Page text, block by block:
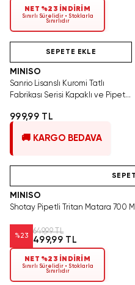
NET %23 İNDİRİM
Sınırlı Sürelidir • Stoklarla
Sınırlıdır
SEPETE EKLE
MINISO
Sanrio Lisanslı Kuromi Tatlı
Fabrikası Serisi Kapaklı ve Pipetli
999,99 TL
🚚 KARGO BEDAVA
MINISO
Shotay Pipetli Tritan Matara 700
%23
649,99 TL
499,99 TL
NET %23 İNDİRİM
Sınırlı Sürelidir • Stoklarla
Sınırlıdır